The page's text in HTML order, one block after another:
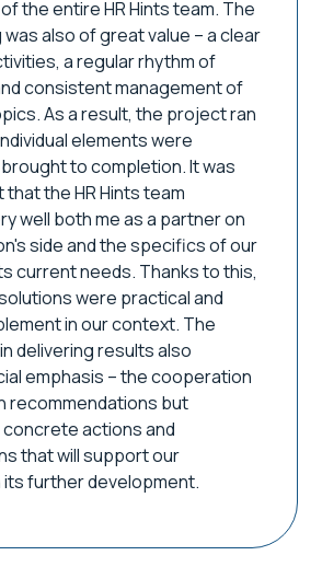
the entire HR Hints team. The
also of great value – a clear
a regular rhythm of
consistent management of
As a result, the project ran
elements were
to completion. It was
the HR Hints team
well both me as a partner on
side and the specifics of our
current needs. Thanks to this,
were practical and
in our context. The
delivering results also
emphasis – the cooperation
recommendations but
actions and
that will support our
its further development.